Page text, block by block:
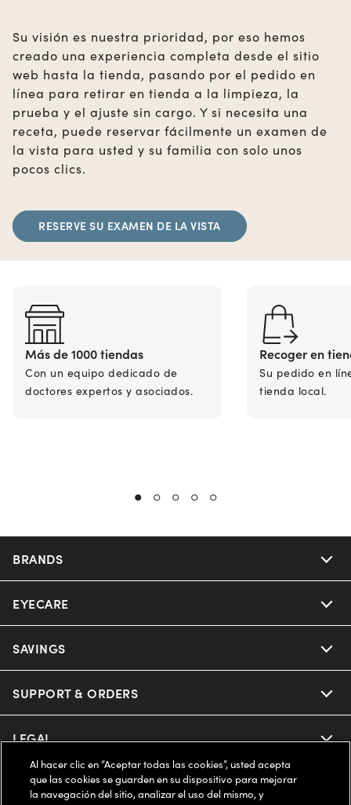
Su visión es nuestra prioridad, por eso hemos
creado una experiencia completa desde el sitio
web hasta la tienda, pasando por el pedido en
línea para retirar en tienda a la limpieza, la
prueba y el ajuste sin cargo. Y si necesita una
receta, puede reservar fácilmente un examen de
la vista para usted y su familia con solo unos
pocos clics.
RESERVE SU EXAMEN DE LA VISTA
Más de 1000 tiendas
Con un equipo dedicado de
doctores expertos y asociados.
Recoger en
Su pedido en
tienda local.
BRANDS
Nuance Audio
Ray-Ban
Oakley
Oakley Meta
EYECARE
Our Eyeglasses
Our Sunglasses
Our Contact Lenses
Ray-Ban | Meta
SAVINGS
Offers & Discount
Insurance
FSA & HSA
SUPPORT & ORDERS
Help Center
Online Order Status
LEGAL
Privacy Policy
COMPANY INFO
Al hacer clic en “Aceptar todas las cookies”, usted acepta
que las cookies se guarden en su dispositivo para mejorar
la navegación del sitio, analizar el uso del mismo, y